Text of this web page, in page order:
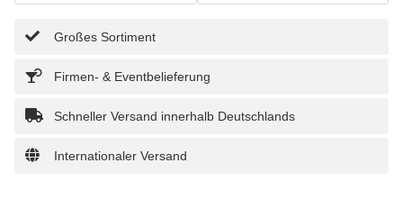
Großes Sortiment
Firmen- & Eventbelieferung
Schneller Versand innerhalb Deutschlands
Internationaler Versand